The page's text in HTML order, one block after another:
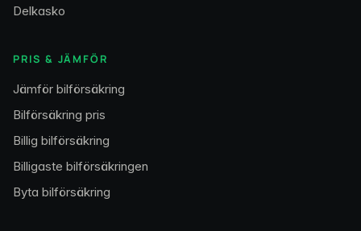
Delkasko
PRIS & JÄMFÖR
Jämför bilförsäkring
Bilförsäkring pris
Billig bilförsäkring
Billigaste bilförsäkringen
Byta bilförsäkring